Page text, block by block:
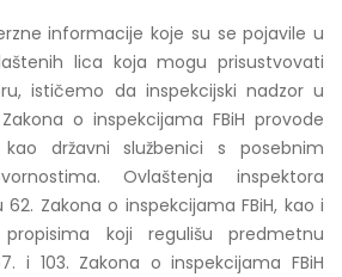
informacije koje su se pojavile u
lica koja mogu prisustvovati
ističemo da inspekcijski nadzor u
o inspekcijama FBiH provode
državni službenici s posebnim
Ovlaštenja inspektora
Zakona o inspekcijama FBiH, kao i
koji regulišu predmetnu
i 103. Zakona o inspekcijama FBiH